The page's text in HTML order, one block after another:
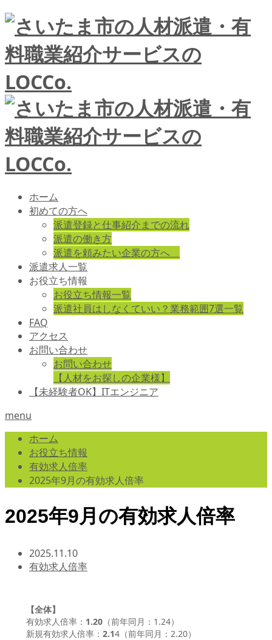
ホーム
初めての方へ
派遣登録と仕事紹介までの流れ
派遣の働き方
派遣を頼みたい企業の方へ
派遣求人一覧
お役立ち情報
お役立ち情報一覧
派遣社員はしなくていい？業務範囲7選一覧
FAQ
アクセス
お問い合わせ
お問い合わせ
【人材をお探しの企業様】
【未経験者OK】ITエンジニア
menu
ホーム
お役立ち情報
有効求人倍率
2025年9月の有効求人倍率
2025年9月の有効求人倍率
2025.11.10
有効求人倍率
【全体】
有効求人倍率： 1.20（前年同月：1.24）
新規有効求人倍率： 2.14（前年同月：2.20）